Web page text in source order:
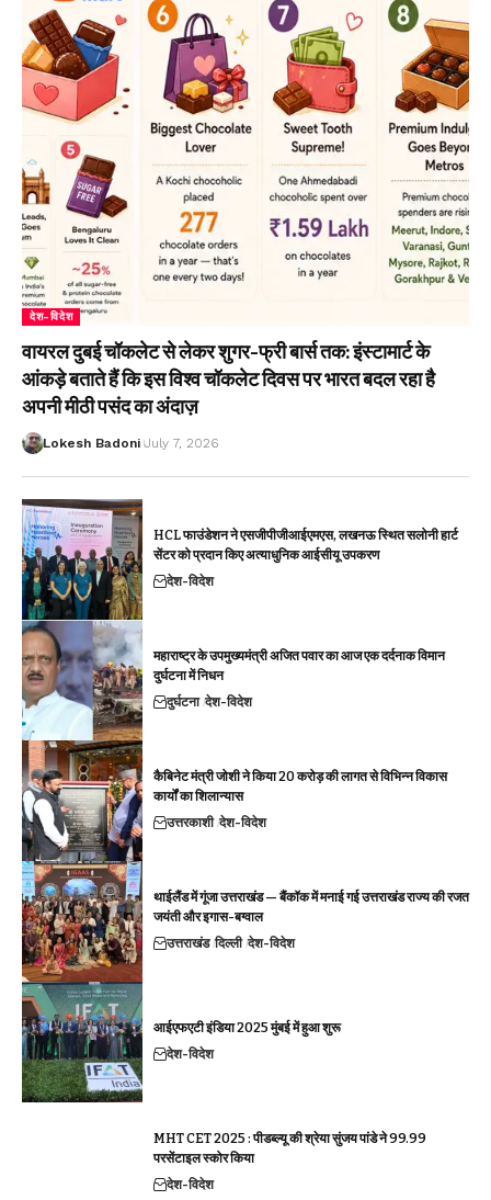
देश-विदेश
वायरल दुबई चॉकलेट से लेकर शुगर-फ्री बार्स तक: इंस्टामार्ट के
आंकड़े बताते हैं कि इस विश्व चॉकलेट दिवस पर भारत बदल रहा है
अपनी मीठी पसंद का अंदाज़
Lokesh Badoni July 7, 2026
HCL फाउंडेशन ने एसजीपीजीआईएमएस, लखनऊ स्थित सलोनी हार्ट
सेंटर को प्रदान किए अत्याधुनिक आईसीयू उपकरण
देश-विदेश
महाराष्ट्र के उपमुख्यमंत्री अजित पवार का आज एक दर्दनाक विमान
दुर्घटना में निधन
दुर्घटना देश-विदेश
कैबिनेट मंत्री जोशी ने किया 20 करोड़ की लागत से विभिन्न विकास
कार्यों का शिलान्यास
उत्तरकाशी देश-विदेश
थाईलैंड में गूंजा उत्तराखंड — बैंकॉक में मनाई गई उत्तराखंड राज्य की रजत
जयंती और इगास-बग्वाल
उत्तराखंड दिल्ली देश-विदेश
आईएफएटी इंडिया 2025 मुंबई में हुआ शुरू
देश-विदेश
MHT CET 2025 : पीडब्ल्यू की श्रेया सुंजय पांडे ने 99.99
परसेंटाइल स्कोर किया
देश-विदेश